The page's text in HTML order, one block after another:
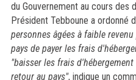
du Gouvernement au cours des
Président Tebboune a ordonné
personnes âgées à faible
pays de payer les frais
"baisser les frais
retour au pays", indique un